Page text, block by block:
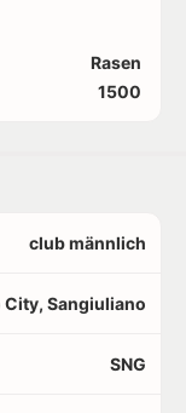
Rasen
1500
club männlich
Sangiuliano
SNG